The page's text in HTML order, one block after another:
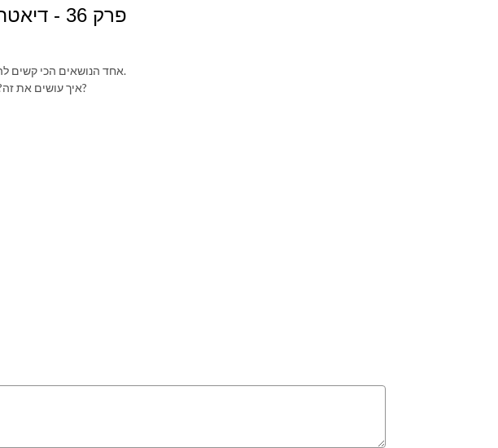
פרק 36 - דיאטה 101: שליטה עצמית
אחד הנושאים הכי קשים להתמודדות בדיאטה הוא נושא השליטה העצמית.
איך עושים את זה? מה משפיע על זה? איך להתמיד בזה לאורך זמן?